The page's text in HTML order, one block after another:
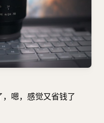
嗯，感觉又省钱了